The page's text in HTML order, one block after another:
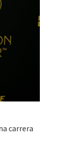
carrera